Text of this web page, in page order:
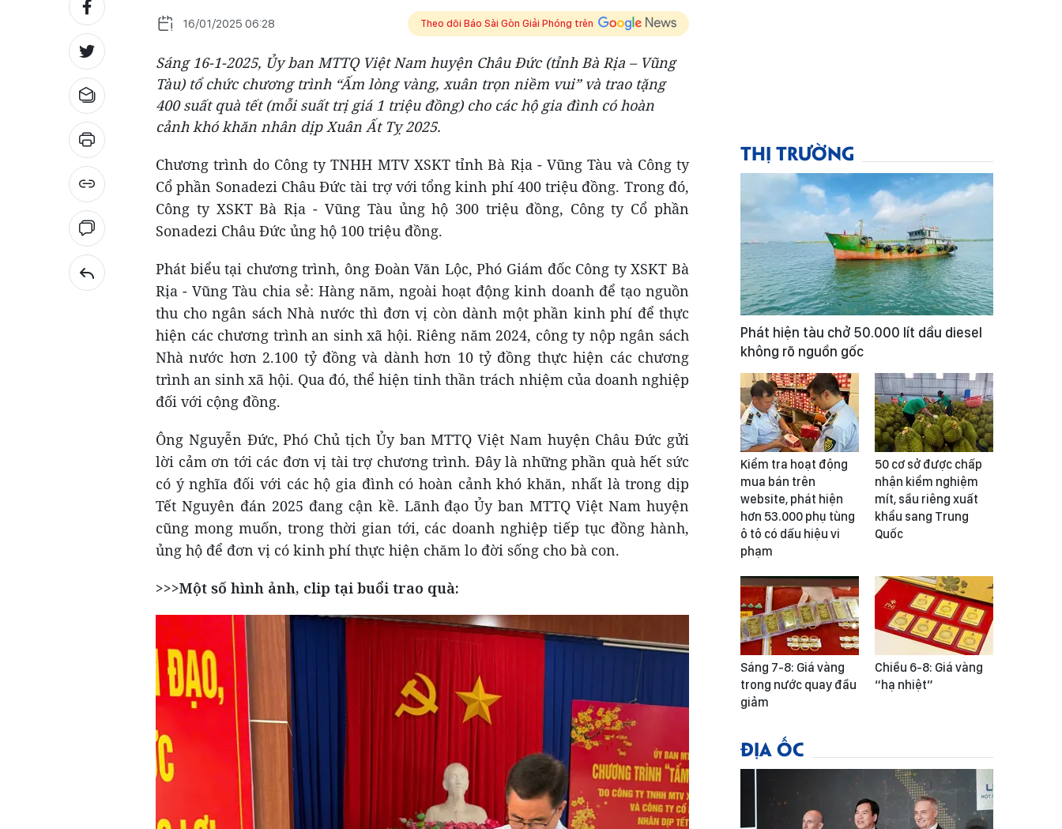
16/01/2025 06:28 Theo dõi Báo Sài Gòn Giải Phóng trên
Sáng 16-1-2025, Ủy ban MTTQ Việt Nam huyện Châu Đức (tỉnh Bà Rịa – Vũng
Tàu) tổ chức chương trình “Ấm lòng vàng, xuân trọn niềm vui” và trao tặng
400 suất quà tết (mỗi suất trị giá 1 triệu đồng) cho các hộ gia đình có hoàn
cảnh khó khăn nhân dịp Xuân Ất Tỵ 2025.
Chương trình do Công ty TNHH MTV XSKT tỉnh Bà Rịa - Vũng Tàu và Công ty
Cổ phần Sonadezi Châu Đức tài trợ với tổng kinh phí 400 triệu đồng. Trong đó,
Công ty XSKT Bà Rịa - Vũng Tàu ủng hộ 300 triệu đồng, Công ty Cổ phần
Sonadezi Châu Đức ủng hộ 100 triệu đồng.
Phát biểu tại chương trình, ông Đoàn Văn Lộc, Phó Giám đốc Công ty XSKT Bà
Rịa - Vũng Tàu chia sẻ: Hàng năm, ngoài hoạt động kinh doanh để tạo nguồn
thu cho ngân sách Nhà nước thì đơn vị còn dành một phần kinh phí để thực
hiện các chương trình an sinh xã hội. Riêng năm 2024, công ty nộp ngân sách
Nhà nước hơn 2.100 tỷ đồng và dành hơn 10 tỷ đồng thực hiện các chương
trình an sinh xã hội. Qua đó, thể hiện tinh thần trách nhiệm của doanh nghiệp
đối với cộng đồng.
Ông Nguyễn Đức, Phó Chủ tịch Ủy ban MTTQ Việt Nam huyện Châu Đức gửi
lời cảm ơn tới các đơn vị tài trợ chương trình. Đây là những phần quà hết sức
có ý nghĩa đối với các hộ gia đình có hoàn cảnh khó khăn, nhất là trong dịp
Tết Nguyên đán 2025 đang cận kề. Lãnh đạo Ủy ban MTTQ Việt Nam huyện
cũng mong muốn, trong thời gian tới, các doanh nghiệp tiếp tục đồng hành,
ủng hộ để đơn vị có kinh phí thực hiện chăm lo đời sống cho bà con.
>>>Một số hình ảnh, clip tại buổi trao quà:
THỊ TRƯỜNG
Phát hiện tàu chở 50.000 lít dầu diesel
không rõ nguồn gốc
Kiểm tra hoạt động
mua bán trên
website, phát hiện
hơn 53.000 phụ tùng
ô tô có dấu hiệu vi
phạm
50 cơ sở được chấp
nhận kiểm nghiệm
mít, sầu riêng xuất
khẩu sang Trung
Quốc
Sáng 7-8: Giá vàng
trong nước quay đầu
giảm
Chiều 6-8: Giá vàng
“hạ nhiệt”
ĐỊA ỐC